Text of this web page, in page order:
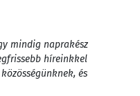
mindig naprakész
híreinkkel
és